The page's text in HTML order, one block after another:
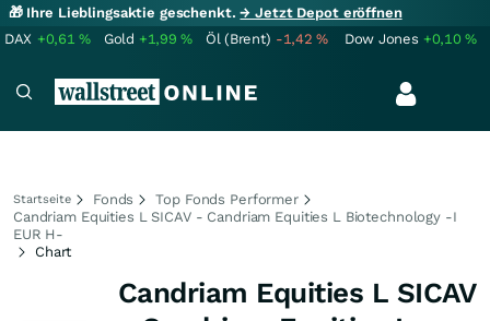
🎁 Ihre Lieblingsaktie geschenkt.→ Jetzt Depot eröffnen
DAX +0,61% Gold +1,99% Öl (Brent) -1,42% Dow Jones +0,10%
Startseite Fonds
Top Fonds Performer
Candriam Equities L SICAV - Candriam Equities L Biotechnology -I
EUR H-
Chart
Candriam Equities L SICAV